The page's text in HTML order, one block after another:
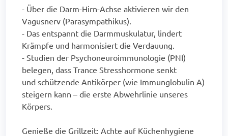
- Über die Darm-Hirn-Achse aktivieren wir den
Vagusnerv (Parasympathikus).
- Das entspannt die Darmmuskulatur, lindert
Krämpfe und harmonisiert die Verdauung.
- Studien der Psychoneuroimmunologie (PNI)
belegen, dass Trance Stresshormone senkt
und schützende Antikörper (wie Immunglobulin A)
steigern kann – die erste Abwehrlinie unseres
Körpers.
Genieße die Grillzeit: Achte auf Küchenhygiene